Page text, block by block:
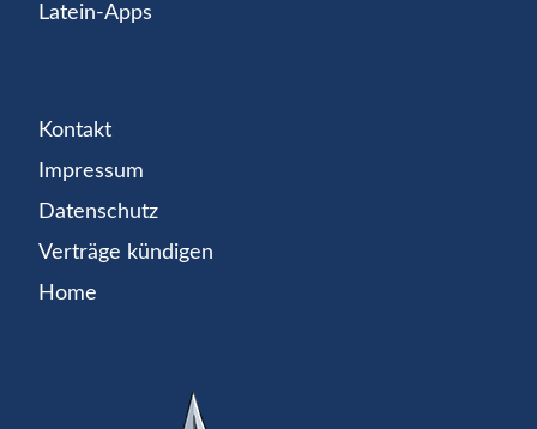
Latein-Apps
Kontakt
Impressum
Datenschutz
Verträge kündigen
Home